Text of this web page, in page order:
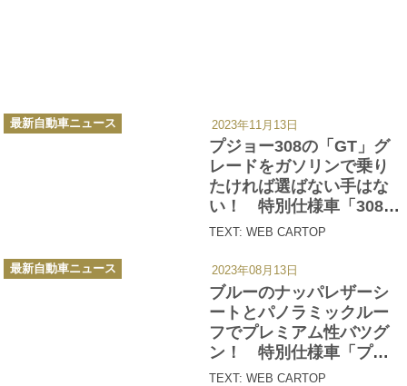
プジョー308の「GT」グ
レードをガソリンで乗り
たければ選ばない手はな
い！ 特別仕様車「308
GTピュアテックエディシ
TEXT: WEB CARTOP
カ
テ
最新自動車ニュース 2023年11月13日
ブルーのナッパレザーシ
ートとパノラミックルー
フでプレミアム性バツグ
ン！ 特別仕様車「プジ
ョー308 GTブルーHDiブ
TEXT: WEB CARTOP
カ
テ
最新自動車ニュース 2023年08月13日